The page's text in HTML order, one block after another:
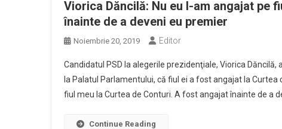
Viorica Dăncilă: Nu eu l-am angajat pe
înainte de a deveni eu premier
Noiembrie 20, 2019 Editor
Candidatul PSD la alegerile prezidenţiale, Viorica
la Palatul Parlamentului, că fiul ei a fost angajat la
fiul meu la Curtea de Conturi. A fost angajat înainte de a
Continue Reading